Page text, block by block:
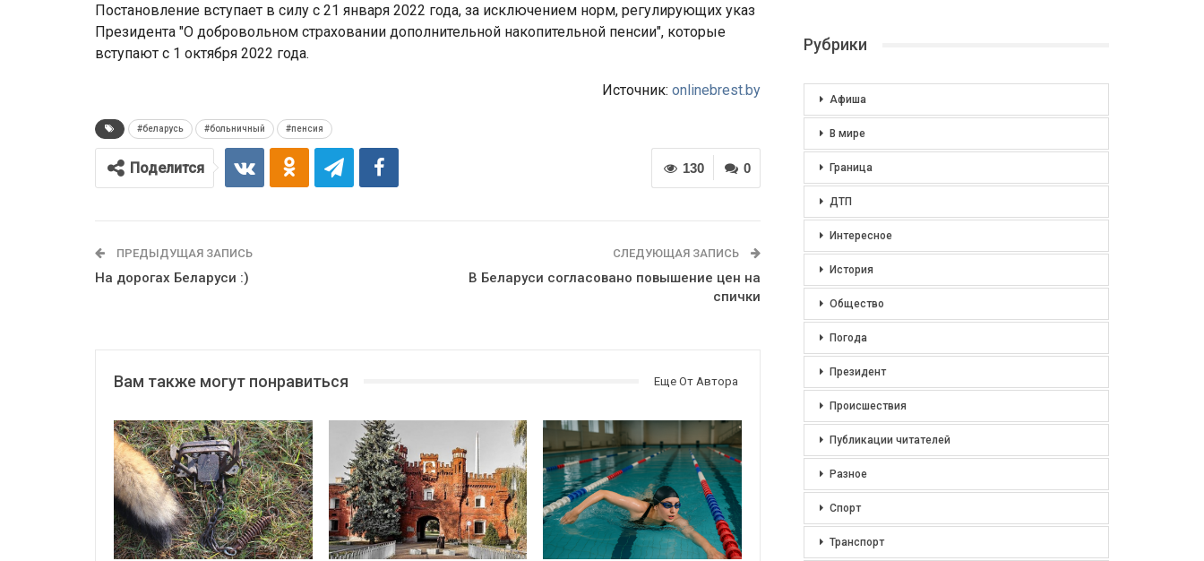
Постановление вступает в силу с 21 января 2022 года, за исключением норм, регулирующих указ
Президента "О добровольном страховании дополнительной накопительной пенсии", которые
вступают с 1 октября 2022 года.
Источник: onlinebrest.by
#беларусь #больничный #пенсия
0
130
Поделится
ПРЕДЫДУЩАЯ ЗАПИСЬ
На дорогах Беларуси :)
СЛЕДУЮЩАЯ ЗАПИСЬ
В Беларуси согласовано повышение цен на
спички
Вам также могут понравиться Еще От Автора
Рубрики
Афиша
В мире
Граница
ДТП
Интересное
История
Общество
Погода
Президент
Происшествия
Публикации читателей
Разное
Спорт
Транспорт